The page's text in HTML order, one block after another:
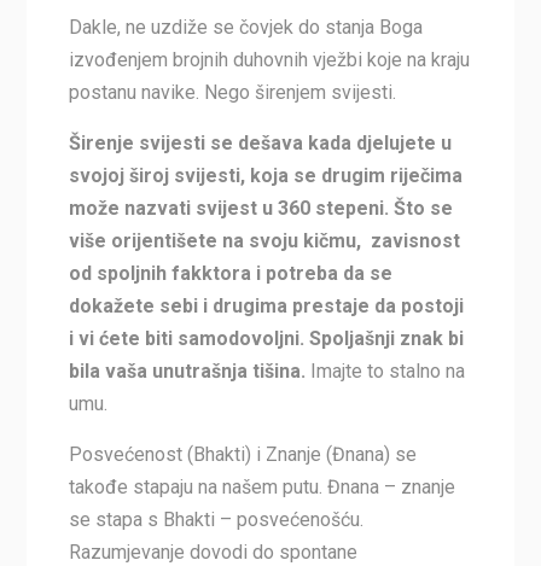
Dakle, ne uzdiže se čovjek do stanja Boga
izvođenjem brojnih duhovnih vježbi koje na kraju
postanu navike. Nego širenjem svijesti.
Širenje svijesti se dešava kada djelujete u
svojoj široj svijesti, koja se drugim riječima
može nazvati svijest u 360 stepeni. Što se
više orijentišete na svoju kičmu, zavisnost
od spoljnih fakktora i potreba da se
dokažete sebi i drugima prestaje da postoji
i vi ćete biti samodovoljni. Spoljašnji znak bi
bila vaša unutrašnja tišina. Imajte to stalno na
umu.
Posvećenost (Bhakti) i Znanje (Đnana) se
takođe stapaju na našem putu. Đnana – znanje
se stapa s Bhakti – posvećenošću.
Razumjevanje dovodi do spontane